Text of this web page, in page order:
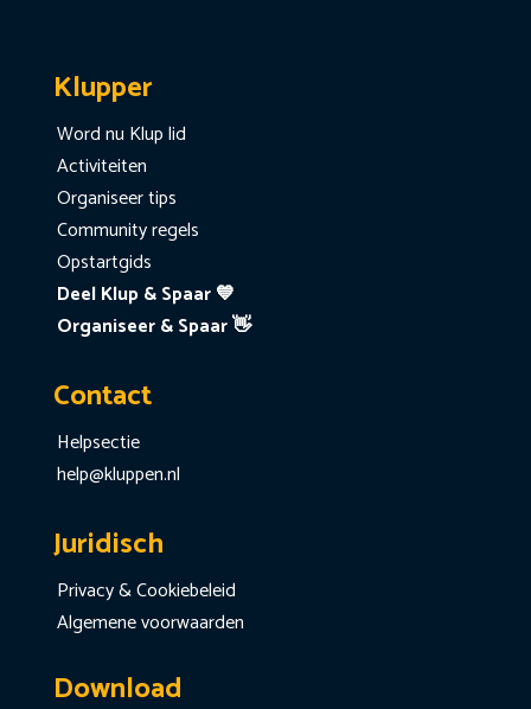
Klupper
Word nu Klup lid
Activiteiten
Organiseer tips
Community regels
Opstartgids
Deel Klup & Spaar 💙
Organiseer & Spaar 👋
Contact
Helpsectie
help@kluppen.nl
Juridisch
Privacy & Cookiebeleid
Algemene voorwaarden
Download